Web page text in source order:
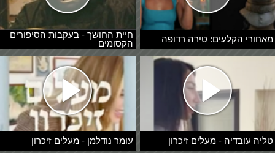
מאחורי הקלעים: טירה רדופה
חיית החושך - בעקבות הסיפורים
הקסומים
טליה עובדיה - מעלים זיכרון עומר נודלמן - מעלים זיכרון